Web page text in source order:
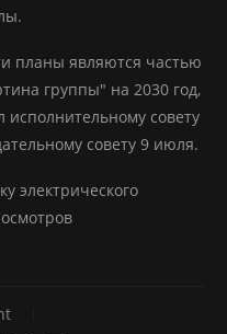
планы являются частью
группы" на 2030 год,
исполнительному совету
совету 9 июля.
электрического